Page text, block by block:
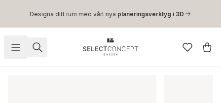
Hoppa till huvudinnehåll
Designa ditt rum med vårt nya planeringsverktyg i 3D